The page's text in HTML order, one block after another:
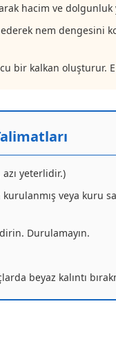
hacim ve
nem dengesini
bir kalkan
yeterlidir.)
veya kuru
Durulamayın.
beyaz kalıntı